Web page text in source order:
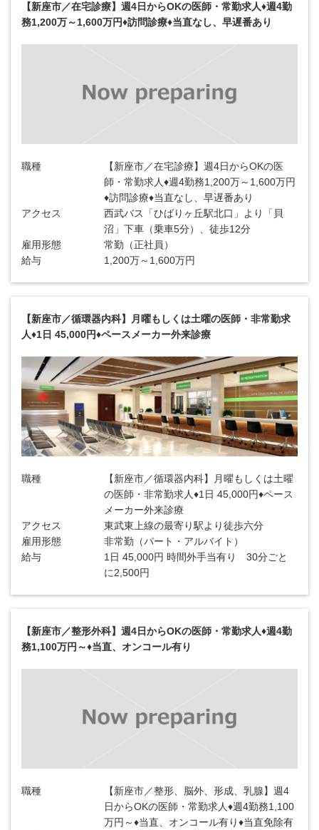
【新座市／在宅診療】週4日からOKの医師・常勤求人♦週4勤
務1,200万～1,600万円♦訪問診療♦当直なし、早遅番あり
職種
【新座市／在宅診療】週4日からOKの医
師・常勤求人♦週4勤務1,200万～1,600万円
♦訪問診療♦当直なし、早遅番あり
アクセス
西武バス「ひばりヶ丘駅北口」より「貝
沼」下車（乗車5分）、徒歩12分
雇用形態
常勤（正社員）
給与
1,200万～1,600万円
【新座市／循環器内科】月曜もしくは土曜の医師・非常勤求
人♦1日 45,000円♦ペースメーカー外来診療
職種
【新座市／循環器内科】月曜もしくは土曜
の医師・非常勤求人♦1日 45,000円♦ペース
メーカー外来診療
アクセス
東武東上線の最寄り駅より徒歩六分
雇用形態
非常勤（パート・アルバイト）
給与
1日 45,000円 時間外手当有り 30分ごと
に2,500円
【新座市／整形外科】週4日からOKの医師・常勤求人♦週4勤
務1,100万円～♦当直、オンコール有り
職種
【新座市／整形、脳外、形成、乳腺】週4
日からOKの医師・常勤求人♦週4勤務1,100
万円～♦当直、オンコール有り♦当直免除有